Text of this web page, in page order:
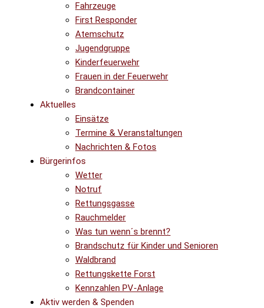
Fahrzeuge
First Responder
Atemschutz
Jugendgruppe
Kinderfeuerwehr
Frauen in der Feuerwehr
Brandcontainer
Aktuelles
Einsätze
Termine & Veranstaltungen
Nachrichten & Fotos
Bürgerinfos
Wetter
Notruf
Rettungsgasse
Rauchmelder
Was tun wenn´s brennt?
Brandschutz für Kinder und Senioren
Waldbrand
Rettungskette Forst
Kennzahlen PV-Anlage
Aktiv werden & Spenden